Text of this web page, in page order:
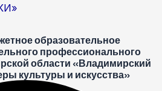
образовательное
профессионального
области «Владимирский
культуры и искусства»